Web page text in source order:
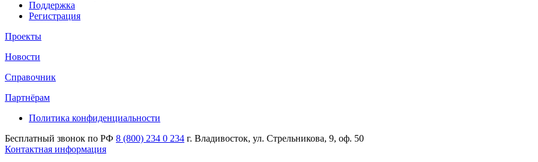
Поддержка
Регистрация
Проекты
Новости
Справочник
Партнёрам
Политика конфиденциальности
Бесплатный звонок по РФ 8 (800) 234 0 234 г. Владивосток, ул. Стрельникова, 9, оф. 50
Контактная информация